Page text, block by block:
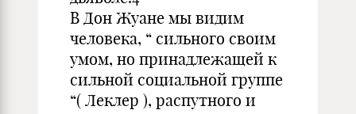
В Дон Жуане мы видим
человека, “ сильного своим
умом, но принадлежащей к
сильной социальной группе
“( Леклер ), распутного и